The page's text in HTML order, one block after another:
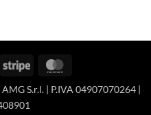
Stripe
AMG S.r.l. | P.IVA 04907070264 |